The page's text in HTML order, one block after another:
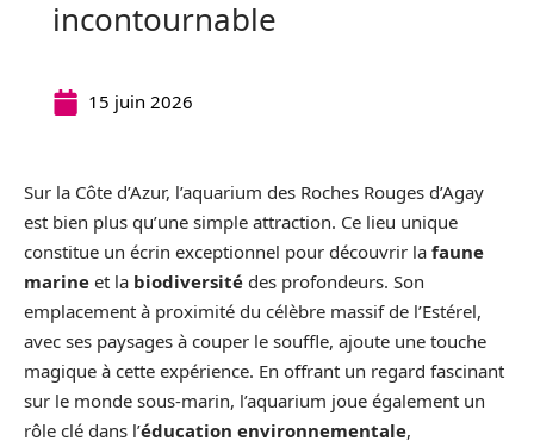
incontournable
15 juin 2026
Sur la Côte d’Azur, l’aquarium des Roches Rouges d’Agay
est bien plus qu’une simple attraction. Ce lieu unique
constitue un écrin exceptionnel pour découvrir la faune
marine et la biodiversité des profondeurs. Son
emplacement à proximité du célèbre massif de l’Estérel,
avec ses paysages à couper le souffle, ajoute une touche
magique à cette expérience. En offrant un regard fascinant
sur le monde sous-marin, l’aquarium joue également un
rôle clé dans l’éducation environnementale,